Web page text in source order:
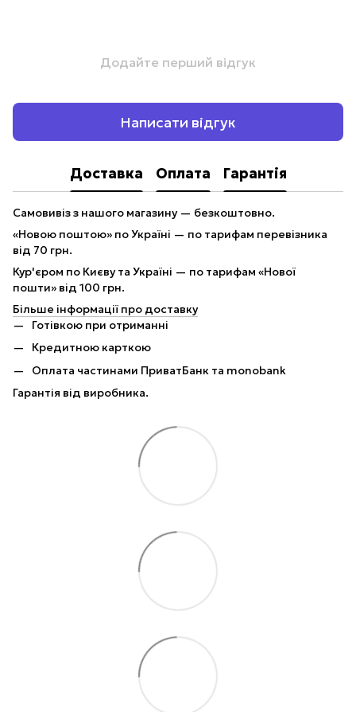
Додайте перший відгук
Написати відгук
Доставка Оплата Гарантія
Самовивіз з нашого магазину — безкоштовно.
«Новою поштою» по Україні — по тарифам перевізника
від 70 грн.
Кур'єром по Києву та Україні — по тарифам «Нової
пошти» від 100 грн.
Більше інформації про доставку
Готівкою при отриманні
Кредитною карткою
Оплата частинами ПриватБанк та monobank
Гарантія від виробника.